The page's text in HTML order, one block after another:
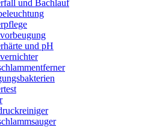
und Bachlauf
und pH